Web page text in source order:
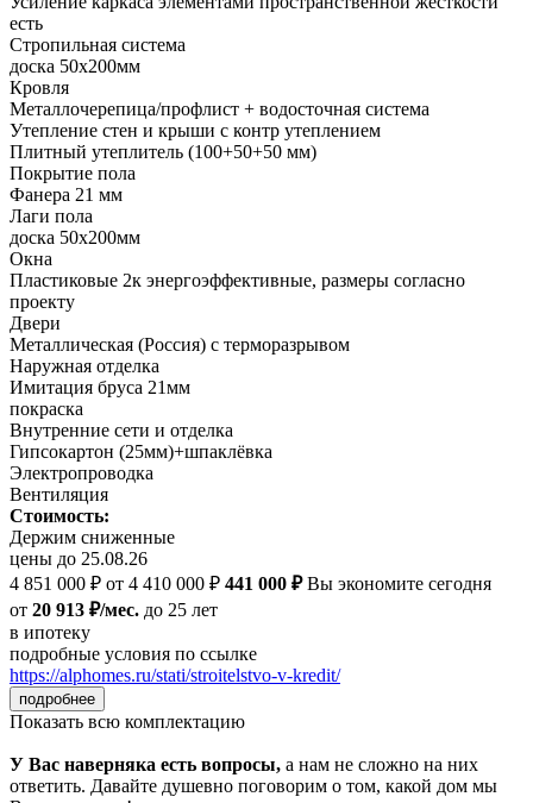
есть
Стропильная система
доска 50х200мм
Кровля
Металлочерепица/профлист + водосточная система
Утепление стен и крыши с контр утеплением
Плитный утеплитель (100+50+50 мм)
Покрытие пола
Фанера 21 мм
Лаги пола
доска 50х200мм
Окна
Пластиковые 2к энергоэффективные, размеры согласно
проекту
Двери
Металлическая (Россия) с терморазрывом
Наружная отделка
Имитация бруса 21мм
покраска
Внутренние сети и отделка
Гипсокартон (25мм)+шпаклёвка
Электропроводка
Вентиляция
Стоимость:
Держим сниженные
цены до 25.08.26
4 851 000 ₽ от 4 410 000 ₽ 441 000 ₽Вы экономите сегодня
от 20 913 ₽/мес. до 25 лет
в ипотеку
подробные условия по ссылке
https://alphomes.ru/stati/stroitelstvo-v-kredit/
подробнее
Показать всю комплектацию
У Вас наверняка есть вопросы, а нам не сложно на них
ответить. Давайте душевно поговорим о том, какой дом мы